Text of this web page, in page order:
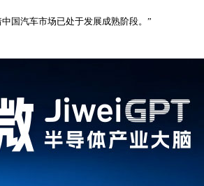
国汽车市场已处于发展成熟阶段。”